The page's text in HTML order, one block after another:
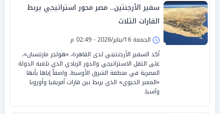
سفير الأرجنتين.. مصر محور استراتيجي يربط
القارات الثلاث
الجمعة 16/يناير/2026 - 02:49 م
أكد السفير الأرجنتيني لدى القاهرة، «هولجر مارتنسان»،
على الثقل الاستراتيجي والدور الريادي الذي تلعبه الدولة
المصرية في منطقة الشرق الأوسط، واصفاً إياها بأنها
«المعبر الحيوي» الذي يربط بين قارات أفريقيا وأوروبا
وآسيا.